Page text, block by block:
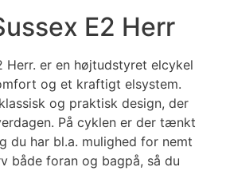
E2 Herr
Herr. er en højtudstyret elcykel
og et kraftigt elsystem.
og praktisk design, der
På cyklen er der tænkt
du har bl.a. mulighed for nemt
både foran og bagpå, så du